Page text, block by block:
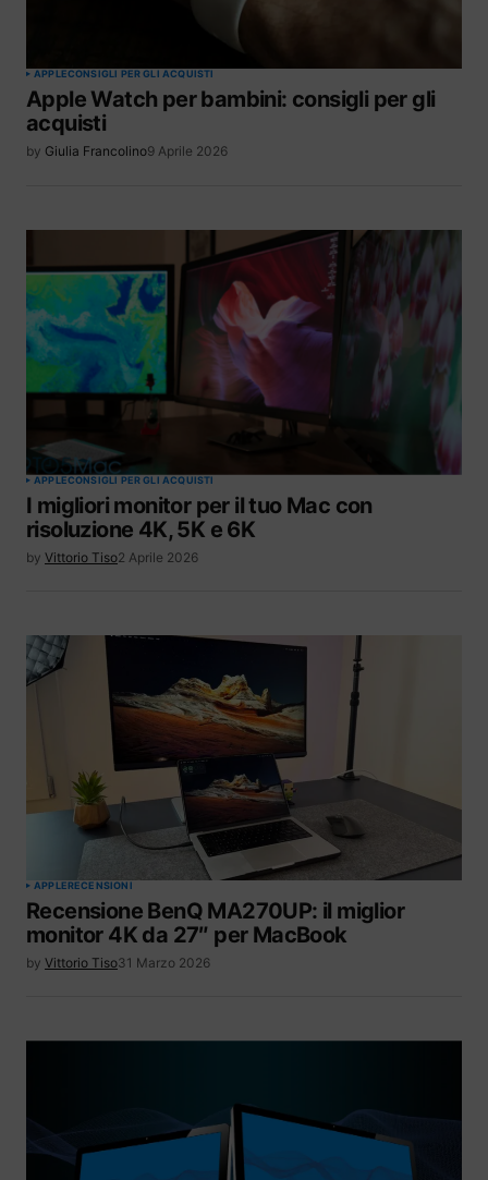
APPLECONSIGLI PER GLI ACQUISTI
Apple Watch per bambini: consigli per gli
acquisti
by Giulia Francolino9 Aprile 2026
APPLECONSIGLI PER GLI ACQUISTI
I migliori monitor per il tuo Mac con
risoluzione 4K, 5K e 6K
by Vittorio Tiso2 Aprile 2026
APPLERECENSIONI
Recensione BenQ MA270UP: il miglior
monitor 4K da 27″ per MacBook
by Vittorio Tiso31 Marzo 2026